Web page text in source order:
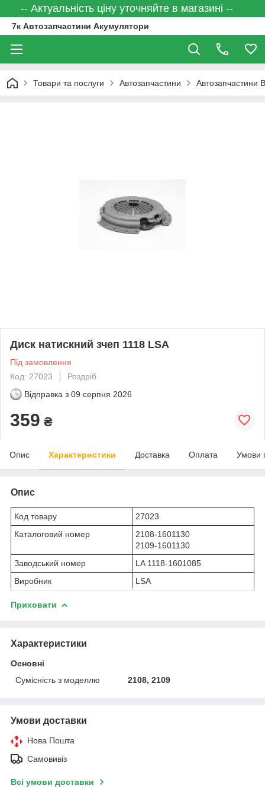
-- Актуальність ціну уточняйте в магазині --
7к Автозапчастини Акумулятори
Товари та послуги Автозапчастини Автозапчастини
Диск натискний зчеп 1118 LSA
Під замовлення
Код: 27023
Роздріб
Відправка з 09 серпня 2026
359 ₴
Опис Характеристики Доставка Оплата Умови
Опис
Код товару
27023
Каталоговий номер
2108-1601130
2109-1601130
Заводський номер
LA 1118-1601085
Виробник
LSA
Приховати
Характеристики
Основні
Сумісність з моделлю
2108, 2109
Умови доставки
Нова Пошта
Самовивіз
Всі умови доставки